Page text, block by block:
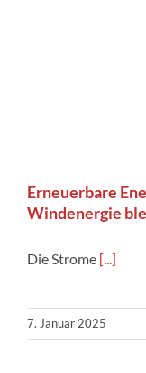
Erneuerbare
Windenergie
Die Strome [...]
7. Januar 2025